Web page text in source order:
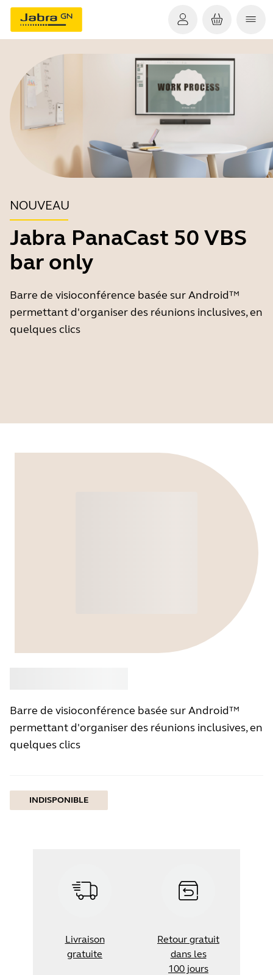
NOUVEAU
Jabra PanaCast 50 VBS
bar only
Barre de visioconférence basée sur Android™
permettant d'organiser des réunions inclusives, en
quelques clics
Barre de visioconférence basée sur Android™
permettant d'organiser des réunions inclusives, en
quelques clics
INDISPONIBLE
Livraison
gratuite
Retour gratuit
dans les
100 jours